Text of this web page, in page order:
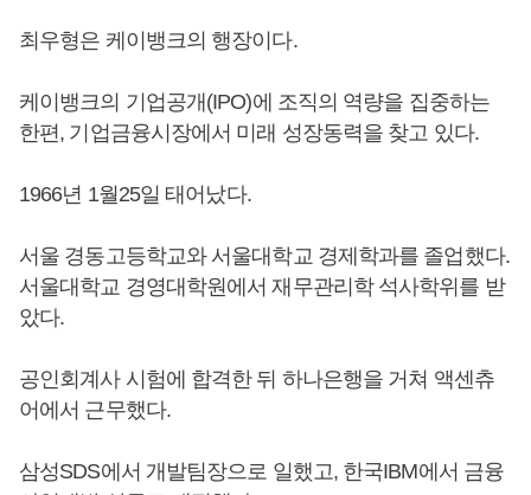
최우형은 케이뱅크의 행장이다.
케이뱅크의 기업공개(IPO)에 조직의 역량을 집중하는
한편, 기업금융시장에서 미래 성장동력을 찾고 있다.
1966년 1월25일 태어났다.
서울 경동고등학교와 서울대학교 경제학과를 졸업했다.
서울대학교 경영대학원에서 재무관리학 석사학위를 받
았다.
공인회계사 시험에 합격한 뒤 하나은행을 거쳐 액센츄
어에서 근무했다.
삼성SDS에서 개발팀장으로 일했고, 한국IBM에서 금융